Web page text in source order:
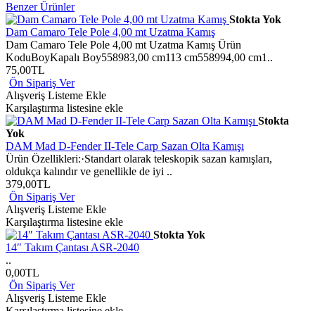
Benzer Ürünler
Stokta Yok
Dam Camaro Tele Pole 4,00 mt Uzatma Kamış
Dam Camaro Tele Pole 4,00 mt Uzatma Kamış Ürün
KoduBoyKapalı Boy558983,00 cm113 cm558994,00 cm1..
75,00TL
Ön Sipariş Ver
Alışveriş Listeme Ekle
Karşılaştırma listesine ekle
Stokta
Yok
DAM Mad D-Fender II-Tele Carp Sazan Olta Kamışı
Ürün Özellikleri:·Standart olarak teleskopik sazan kamışları,
oldukça kalındır ve genellikle de iyi ..
379,00TL
Ön Sipariş Ver
Alışveriş Listeme Ekle
Karşılaştırma listesine ekle
Stokta Yok
14″ Takım Çantası ASR-2040
..
0,00TL
Ön Sipariş Ver
Alışveriş Listeme Ekle